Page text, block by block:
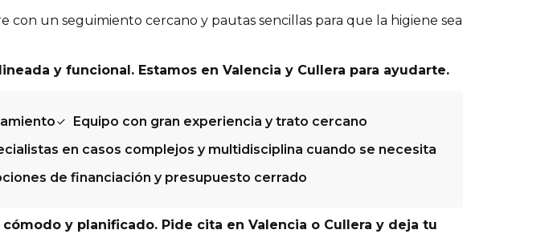
con un seguimiento cercano y pautas sencillas para que la higiene sea
y funcional. Estamos en Valencia y Cullera para ayudarte.
Equipo con gran experiencia y trato cercano
en casos complejos y multidisciplina cuando se necesita
de financiación y presupuesto cerrado
y planificado. Pide cita en Valencia o Cullera y deja tu